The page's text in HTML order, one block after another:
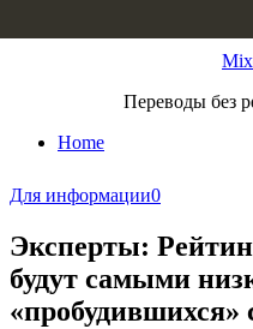
Переводы без
Home
Для информации0
Эксперты:
будут самыми
«пробудившихся»